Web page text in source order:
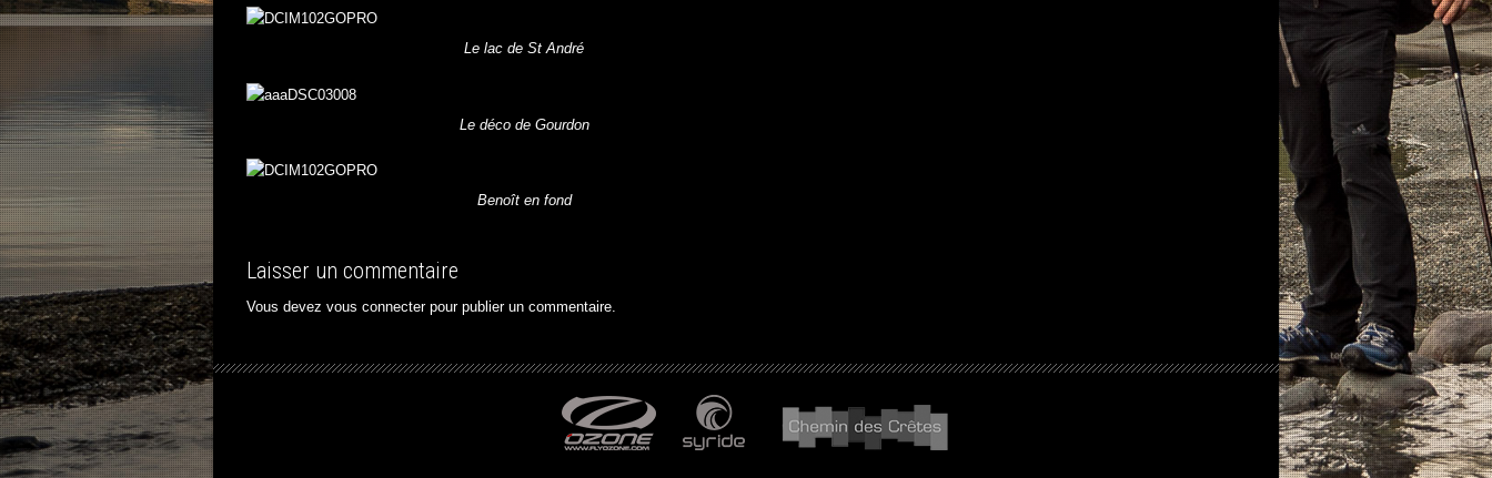
Le lac de St André
Le déco de Gourdon
Benoît en fond
Laisser un commentaire
Vous devez vous connecterpour publier un commentaire.